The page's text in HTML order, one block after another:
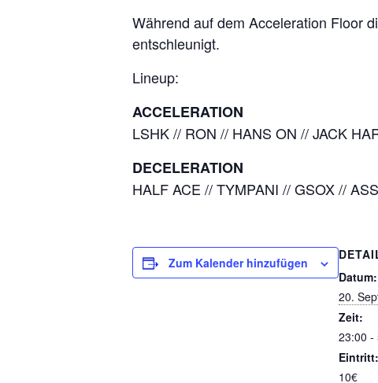
Während auf dem Acceleration Floor
entschleunigt.
Lineup:
ACCELERATION
LSHK // RON // HANS ON // JACK
DECELERATION
HALF ACE // TYMPANI // GSOX //
Zum Kalender hinzufügen
Datum:
20.
Zeit:
23:00 -
Eintritt:
10€